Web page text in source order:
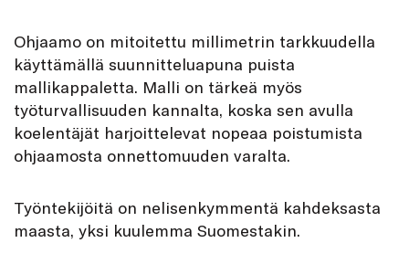
Ohjaamo on mitoitettu millimetrin tarkkuudella
käyttämällä suunnitteluapuna puista
mallikappaletta. Malli on tärkeä myös
työturvallisuuden kannalta, koska sen avulla
koelentäjät harjoittelevat nopeaa poistumista
ohjaamosta onnettomuuden varalta.
Työntekijöitä on nelisenkymmentä kahdeksasta
maasta, yksi kuulemma Suomestakin.